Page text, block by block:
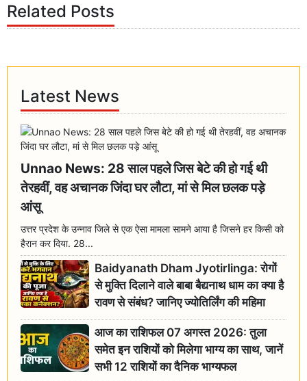
Related Posts
Latest News
Unnao News: 28 साल पहले जिस बेटे की हो गई थी
तेरहवीं, वह अचानक जिंदा घर लौटा, मां से मिल छलक पड़े
आंसू
उत्तर प्रदेश के उन्नाव जिले से एक ऐसा मामला सामने आया है जिसने हर किसी को
हैरान कर दिया. 28...
Baidyanath Dham Jyotirlinga: रोगों
से मुक्ति दिलाने वाले बाबा बैद्यनाथ धाम का क्या है
रावण से संबंध? जानिए ज्योतिर्लिंग की महिमा
आज का राशिफल 07 अगस्त 2026: तुला
समेत इन राशियों को मिलेगा भाग्य का साथ, जानें
सभी 12 राशियों का दैनिक भाग्यफल